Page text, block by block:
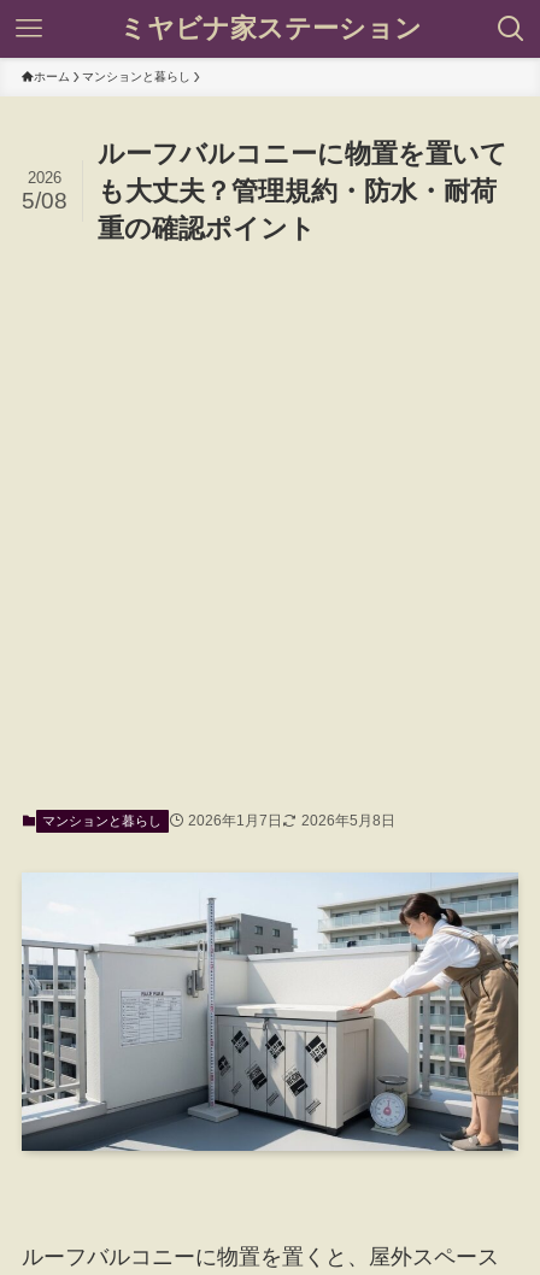
ミヤビナ家ステーション
ホーム マンションと暮らし
ルーフバルコニーに物置を置いて
も大丈夫？管理規約・防水・耐荷
重の確認ポイント
2026
5/08
マンションと暮らし 2026年1月7日 2026年5月8日
ルーフバルコニーに物置を置くと、屋外スペース